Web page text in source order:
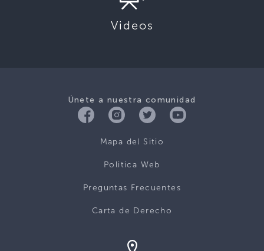
Videos
Únete a nuestra comunidad
Mapa del Sitio
Politica Web
Preguntas Frecuentes
Carta de Derecho